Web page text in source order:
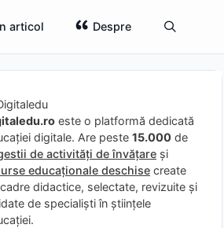
articol Despre
este o platformă dedicată
digitale. Are peste 15.000 de
de activități de învățare și
educaționale deschise create
didactice, selectate, revizuite și
de specialiști în științele